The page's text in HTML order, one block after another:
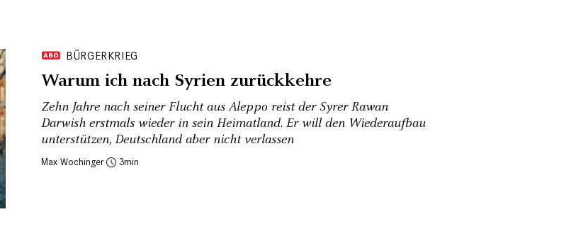
BÜRGERKRIEG
Warum ich nach Syrien zurückkehre
Zehn Jahre nach seiner Flucht aus Aleppo reist der Syrer Rawan
Darwish erstmals wieder in sein Heimatland. Er will den Wiederaufbau
unterstützen, Deutschland aber nicht verlassen
Max Wochinger 3